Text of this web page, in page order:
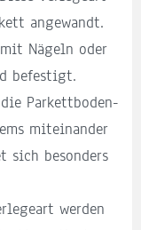
angewandt.
Nägeln oder
befestigt.
Parkettboden-
miteinander
sich besonders
werden